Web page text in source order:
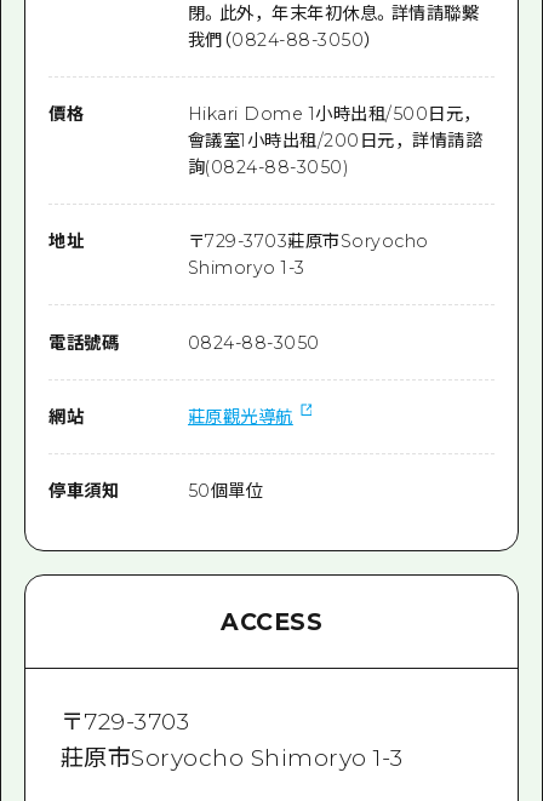
閉。此外，年末年初休息。詳情請聯繫
我們（0824-88-3050）
價格
Hikari Dome 1小時出租/500日元，
會議室1小時出租/200日元，詳情請諮
詢(0824-88-3050)
地址 〒729-3703莊原市Soryocho
Shimoryo 1-3
電話號碼 0824-88-3050
網站 莊原觀光導航
停車須知 50個單位
ACCESS
〒729-3703
莊原市Soryocho Shimoryo 1-3